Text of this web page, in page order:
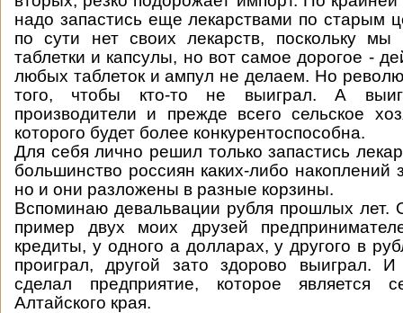
надо запастись еще лекарствами по старым
по сути нет своих лекарств, поскольку мы
таблетки и капсулы, но вот самое дорогое -
любых таблеток и ампул не делаем. Но
того, чтобы кто-то не выиграл. А
производители и прежде всего сельское
которого будет более конкурентоспособна.
Для себя лично решил только запастись
большинство россиян каких-либо
но и они разложены в разные корзины.
Вспоминаю девальвации рубля прошлых лет.
пример двух моих друзей
кредиты, у одного а долларах, у другого в
проиграл, другой зато здорово выиграл.
сделал предприятие, которое является
Алтайского края.